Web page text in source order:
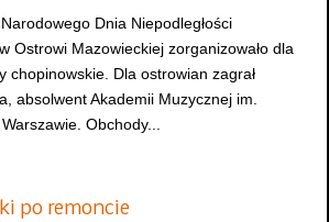
Dnia Niepodległości
Ostrowi Mazowieckiej zorganizowało dla
chopinowskie. Dla ostrowian zagrał
absolwent Akademii Muzycznej im.
Obchody...
po remoncie